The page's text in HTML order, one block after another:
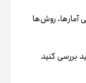
آمارها، روش‌ها